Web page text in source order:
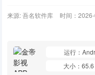
来源: 吾名软件库 时间：
运行：
大小：